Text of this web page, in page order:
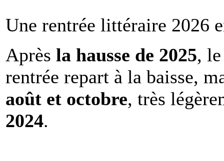
Une rentrée littéraire 2026
Après la hausse de 2025,
rentrée repart à la baisse,
août et octobre, très
2024.